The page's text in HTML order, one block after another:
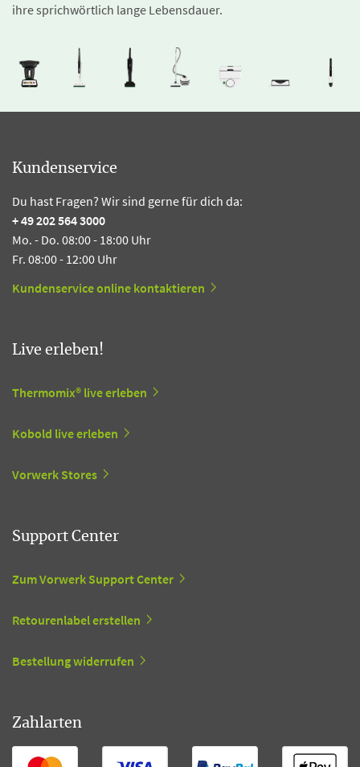
ihre sprichwörtlich lange Lebensdauer.
Kundenservice
Du hast Fragen? Wir sind gerne für dich da:
+ 49 202 564 3000
Mo. - Do. 08:00 - 18:00 Uhr
Fr. 08:00 - 12:00 Uhr
Kundenservice online kontaktieren
Live erleben!
Thermomix® live erleben
Kobold live erleben
Vorwerk Stores
Support Center
Zum Vorwerk Support Center
Retourenlabel erstellen
Bestellung widerrufen
Zahlarten